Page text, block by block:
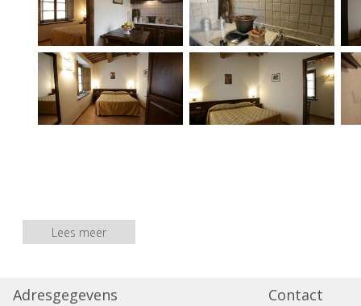
Lees meer
Adresgegevens Contact